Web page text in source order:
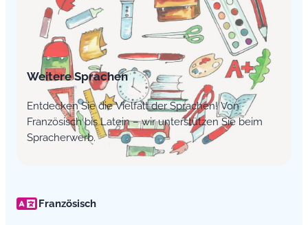
Weitere Sprachen
Entdecken Sie die Vielfalt der Sprachen! Von
Französisch bis Latein – wir unterstützen Sie beim
Spracherwerb.
Französisch